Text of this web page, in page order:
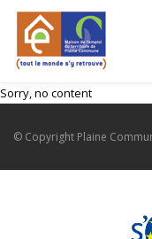
Sorry, no content
© Copyright Plaine